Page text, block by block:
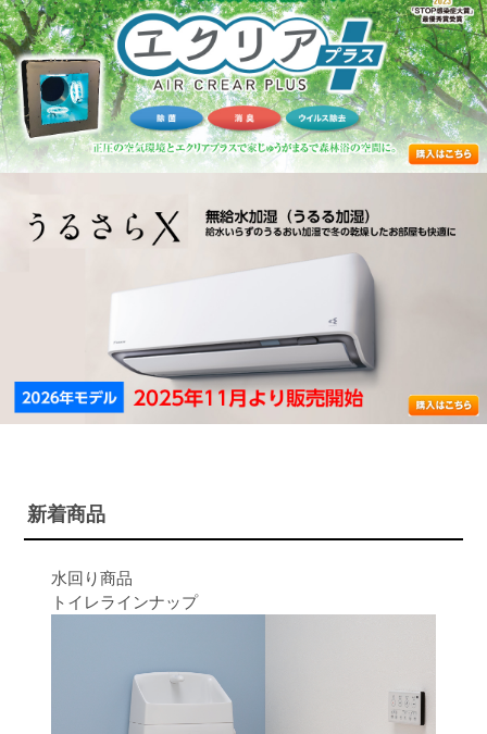
新着商品
水回り商品
トイレラインナップ